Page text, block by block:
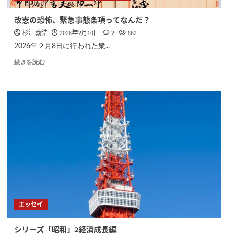
改憲の恐怖、緊急事態条項ってなんだ？
杉江 義浩 2026年2月10日 2 862
2026年２月8日に行われた衆...
続きを読む
エッセイ
シリーズ「昭和」2経済成長編